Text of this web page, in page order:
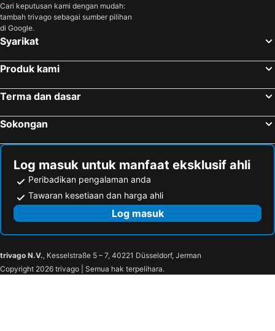
Cari keputusan kami dengan mudah:
tambah trivago sebagai sumber pilihan
di Google.
Syarikat
Produk kami
Terma dan dasar
Sokongan
Log masuk untuk manfaat eksklusif ahli
Peribadikan pengalaman anda
Tawaran kesetiaan dan harga ahli
Log masuk
trivago N.V., Kesselstraße 5 – 7, 40221 Düsseldorf, Jerman
Copyright 2026 trivago | Semua hak terpelihara.